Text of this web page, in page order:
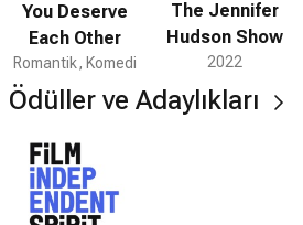
You Deserve
Each Other
Romantik, Komedi
The Jennifer
Hudson Show
2022
Ödüller ve Adaylıkları